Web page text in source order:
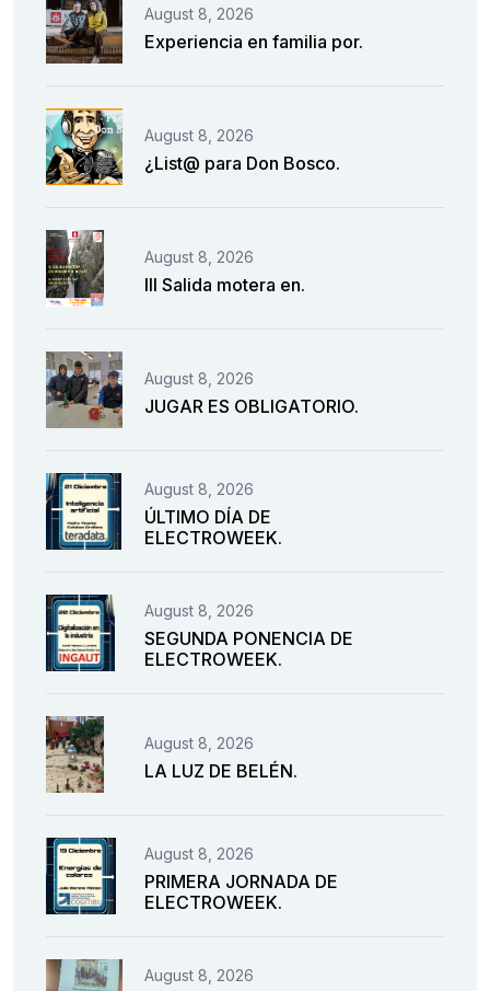
August 8, 2026
Experiencia en familia por.
August 8, 2026
¿List@ para Don Bosco.
August 8, 2026
III Salida motera en.
August 8, 2026
JUGAR ES OBLIGATORIO.
August 8, 2026
ÚLTIMO DÍA DE
ELECTROWEEK.
August 8, 2026
SEGUNDA PONENCIA DE
ELECTROWEEK.
August 8, 2026
LA LUZ DE BELÉN.
August 8, 2026
PRIMERA JORNADA DE
ELECTROWEEK.
August 8, 2026